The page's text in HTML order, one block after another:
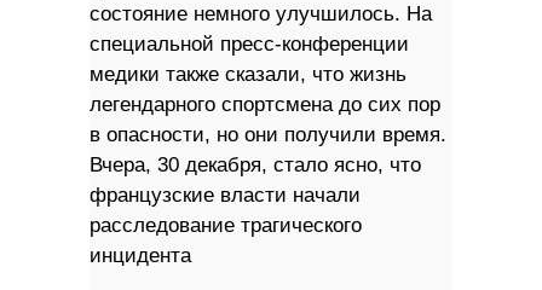
состояние немного улучшилось. На
специальной пресс-конференции
медики также сказали, что жизнь
легендарного спортсмена до сих пор
в опасности, но они получили время.
Вчера, 30 декабря, стало ясно, что
французские власти начали
расследование трагического
инцидента